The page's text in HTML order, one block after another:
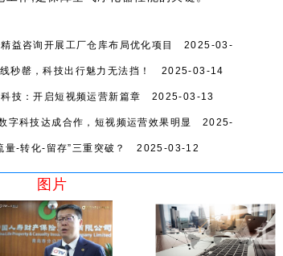
益咨询开展工厂仓库布局优化项目
2025-03-
秒罄，科技出行魅力无法挡！
2025-03-14
技：开启短视频运营新篇章
2025-03-13
字科技达成合作，短视频运营效果明显
2025-
-转化-留存”三重突破？
2025-03-12
图片